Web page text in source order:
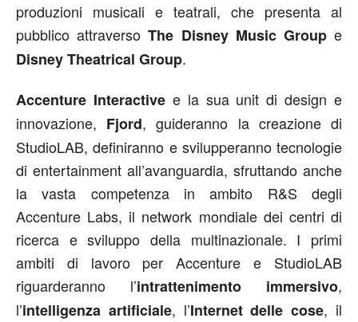
produzioni musicali e teatrali, che presenta al
pubblico attraversoThe Disney Music Groupe
Disney Theatrical Group.
Accenture Interactivee la sua unit di design e
innovazione, Fjord, guideranno la creazione di
StudioLAB, definiranno e svilupperanno tecnologie
di entertainment all’avanguardia, sfruttando anche
la vasta competenza in ambito R&S degli
Accenture Labs, il network mondiale dei centri di
ricerca e sviluppo della multinazionale. I primi
ambiti di lavoro per Accenture e StudioLAB
riguarderanno l’intrattenimento immersivo,
l’intelligenza artificiale, l’Internet delle cose, il